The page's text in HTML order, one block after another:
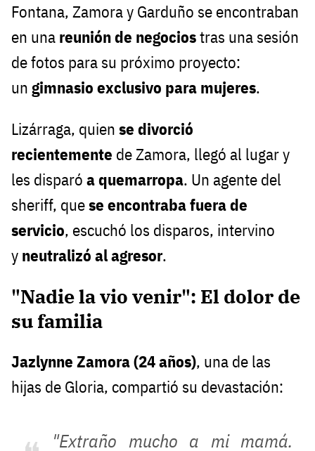
Fontana, Zamora y Garduño se encontraban
en una reunión de negociostras una sesión
de fotos para su próximo proyecto:
un gimnasio exclusivo para mujeres.
Lizárraga, quien se divorció
recientemente de Zamora, llegó al lugar y
les disparó a quemarropa. Un agente del
sheriff, quese encontraba fuera de
servicio, escuchó los disparos, intervino
y neutralizó al agresor.
"Nadie la vio venir": El dolor de
su familia
Jazlynne Zamora (24 años), una de las
hijas de Gloria, compartió su devastación:
"Extraño mucho a mi mamá.